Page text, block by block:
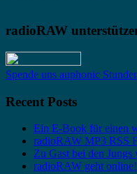
radioRAW
Spende uns auphonic
Recent Posts
Ein E-Book für einen
radioRAW MP3 RSS
Zu Gast bei den Jungs
radioRAW geht online!